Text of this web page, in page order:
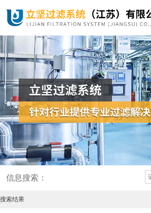
信息搜索：
搜索结果